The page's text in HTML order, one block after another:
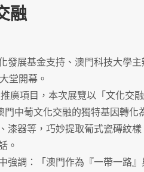
融
展基金支持、澳門科技大學主
堂開幕。
項目，本次展覽以「文化交融
中葡文化交融的獨特基因轉化
漆器等，巧妙提取葡式瓷磚紋
。
調：「澳門作為『一帶一路』